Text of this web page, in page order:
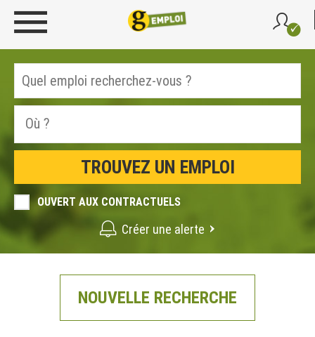
OUVERT AUX CONTRACTUELS
Créer une alerte
NOUVELLE RECHERCHE